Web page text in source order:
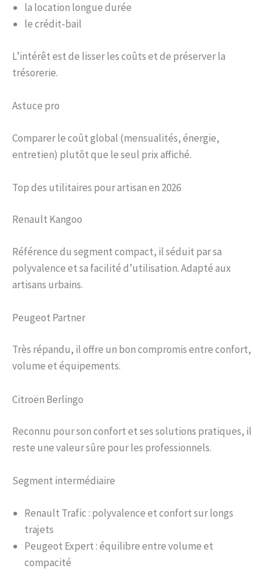
la location longue durée
le crédit-bail
L’intérêt est de lisser les coûts et de préserver la
trésorerie.
Astuce pro
Comparer le coût global (mensualités, énergie,
entretien) plutôt que le seul prix affiché.
Top des utilitaires pour artisan en 2026
Renault Kangoo
Référence du segment compact, il séduit par sa
polyvalence et sa facilité d’utilisation. Adapté aux
artisans urbains.
Peugeot Partner
Très répandu, il offre un bon compromis entre confort,
volume et équipements.
Citroën Berlingo
Reconnu pour son confort et ses solutions pratiques, il
reste une valeur sûre pour les professionnels.
Segment intermédiaire
Renault Trafic : polyvalence et confort sur longs
trajets
Peugeot Expert : équilibre entre volume et
compacité